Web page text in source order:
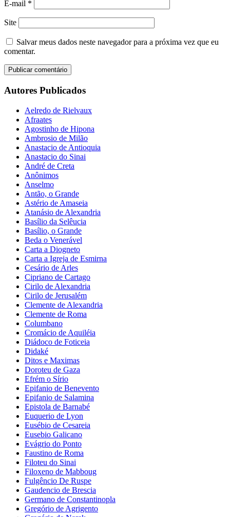
E-mail *
Site
Salvar meus dados neste navegador para a próxima vez que eu
comentar.
Autores Publicados
Aelredo de Rielvaux
Afraates
Agostinho de Hipona
Ambrosio de Milão
Anastacio de Antioquia
Anastacio do Sinai
André de Creta
Anônimos
Anselmo
Antão, o Grande
Astério de Amaseia
Atanásio de Alexandria
Basílio da Selêucia
Basílio, o Grande
Beda o Venerável
Carta a Diogneto
Carta a Igreja de Esmirna
Cesário de Arles
Cipriano de Cartago
Cirilo de Alexandria
Cirilo de Jerusalém
Clemente de Alexandria
Clemente de Roma
Columbano
Cromácio de Aquiléia
Diádoco de Foticeia
Didaké
Ditos e Maximas
Doroteu de Gaza
Efrém o Sírio
Epifanio de Benevento
Epifanio de Salamina
Epistola de Barnabé
Euquerio de Lyon
Eusébio de Cesareia
Eusebio Galicano
Evágrio do Ponto
Faustino de Roma
Filoteu do Sinai
Filoxeno de Mabboug
Fulgêncio De Ruspe
Gaudencio de Brescia
Germano de Constantinopla
Gregório de Agrigento